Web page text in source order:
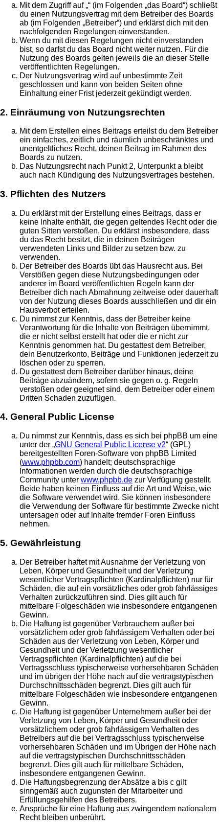
Mit dem Zugriff auf „“ (im Folgenden „das Board“) schließt
du einen Nutzungsvertrag mit dem Betreiber des Boards
ab (im Folgenden „Betreiber“) und erklärst dich mit den
nachfolgenden Regelungen einverstanden.
Wenn du mit diesen Regelungen nicht einverstanden
bist, so darfst du das Board nicht weiter nutzen. Für die
Nutzung des Boards gelten jeweils die an dieser Stelle
veröffentlichten Regelungen.
Der Nutzungsvertrag wird auf unbestimmte Zeit
geschlossen und kann von beiden Seiten ohne
Einhaltung einer Frist jederzeit gekündigt werden.
2. Einräumung von Nutzungsrechten
Mit dem Erstellen eines Beitrags erteilst du dem Betreiber
ein einfaches, zeitlich und räumlich unbeschränktes und
unentgeltliches Recht, deinen Beitrag im Rahmen des
Boards zu nutzen.
Das Nutzungsrecht nach Punkt 2, Unterpunkt a bleibt
auch nach Kündigung des Nutzungsvertrages bestehen.
3. Pflichten des Nutzers
Du erklärst mit der Erstellung eines Beitrags, dass er
keine Inhalte enthält, die gegen geltendes Recht oder die
guten Sitten verstoßen. Du erklärst insbesondere, dass
du das Recht besitzt, die in deinen Beiträgen
verwendeten Links und Bilder zu setzen bzw. zu
verwenden.
Der Betreiber des Boards übt das Hausrecht aus. Bei
Verstößen gegen diese Nutzungsbedingungen oder
anderer im Board veröffentlichten Regeln kann der
Betreiber dich nach Abmahnung zeitweise oder dauerhaft
von der Nutzung dieses Boards ausschließen und dir ein
Hausverbot erteilen.
Du nimmst zur Kenntnis, dass der Betreiber keine
Verantwortung für die Inhalte von Beiträgen übernimmt,
die er nicht selbst erstellt hat oder die er nicht zur
Kenntnis genommen hat. Du gestattest dem Betreiber,
dein Benutzerkonto, Beiträge und Funktionen jederzeit zu
löschen oder zu sperren.
Du gestattest dem Betreiber darüber hinaus, deine
Beiträge abzuändern, sofern sie gegen o. g. Regeln
verstoßen oder geeignet sind, dem Betreiber oder einem
Dritten Schaden zuzufügen.
4. General Public License
Du nimmst zur Kenntnis, dass es sich bei phpBB um eine
unter der „GNU General Public License v2“ (GPL)
bereitgestellten Foren-Software von phpBB Limited
(www.phpbb.com) handelt; deutschsprachige
Informationen werden durch die deutschsprachige
Community unter www.phpbb.de zur Verfügung gestellt.
Beide haben keinen Einfluss auf die Art und Weise, wie
die Software verwendet wird. Sie können insbesondere
die Verwendung der Software für bestimmte Zwecke nicht
untersagen oder auf Inhalte fremder Foren Einfluss
nehmen.
5. Gewährleistung
Der Betreiber haftet mit Ausnahme der Verletzung von
Leben, Körper und Gesundheit und der Verletzung
wesentlicher Vertragspflichten (Kardinalpflichten) nur für
Schäden, die auf ein vorsätzliches oder grob fahrlässiges
Verhalten zurückzuführen sind. Dies gilt auch für
mittelbare Folgeschäden wie insbesondere entgangenen
Gewinn.
Die Haftung ist gegenüber Verbrauchern außer bei
vorsätzlichem oder grob fahrlässigem Verhalten oder bei
Schäden aus der Verletzung von Leben, Körper und
Gesundheit und der Verletzung wesentlicher
Vertragspflichten (Kardinalpflichten) auf die bei
Vertragsschluss typischerweise vorhersehbaren Schäden
und im übrigen der Höhe nach auf die vertragstypischen
Durchschnittsschäden begrenzt. Dies gilt auch für
mittelbare Folgeschäden wie insbesondere entgangenen
Gewinn.
Die Haftung ist gegenüber Unternehmern außer bei der
Verletzung von Leben, Körper und Gesundheit oder
vorsätzlichem oder grob fahrlässigem Verhalten des
Betreibers auf die bei Vertragsschluss typischerweise
vorhersehbaren Schäden und im Übrigen der Höhe nach
auf die vertragstypischen Durchschnittsschäden
begrenzt. Dies gilt auch für mittelbare Schäden,
insbesondere entgangenen Gewinn.
Die Haftungsbegrenzung der Absätze a bis c gilt
sinngemäß auch zugunsten der Mitarbeiter und
Erfüllungsgehilfen des Betreibers.
Ansprüche für eine Haftung aus zwingendem nationalem
Recht bleiben unberührt.